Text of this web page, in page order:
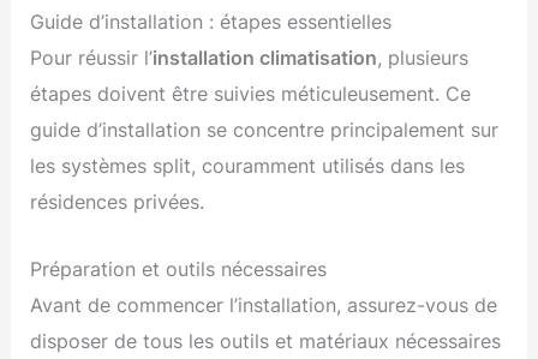
Guide d’installation : étapes essentielles
Pour réussir l’installation climatisation, plusieurs
étapes doivent être suivies méticuleusement. Ce
guide d’installation se concentre principalement sur
les systèmes split, couramment utilisés dans les
résidences privées.
Préparation et outils nécessaires
Avant de commencer l’installation, assurez-vous de
disposer de tous les outils et matériaux nécessaires